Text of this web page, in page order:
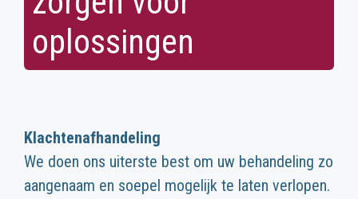
oplossingen
Klachtenafhandeling
We doen ons uiterste best om uw behandeling zo
aangenaam en soepel mogelijk te laten verlopen.